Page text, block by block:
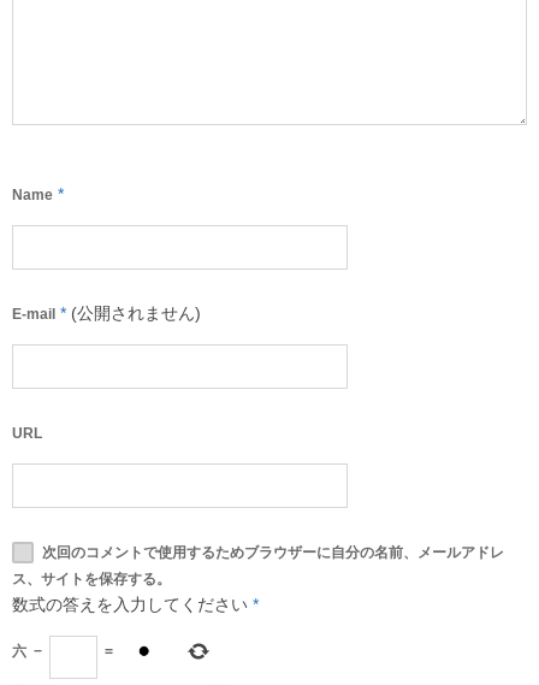
Name *
E-mail * (公開されません)
URL
次回のコメントで使用するためブラウザーに自分の名前、メールアドレ
ス、サイトを保存する。
数式の答えを入力してください *
六 − =